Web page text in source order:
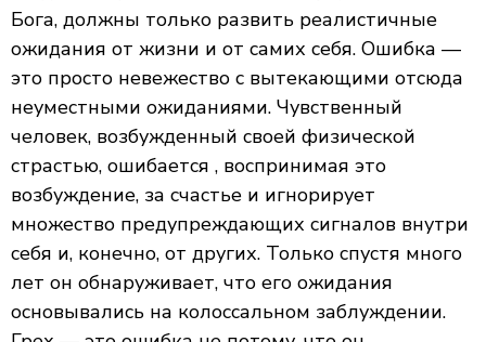
Бога, должны только развить реалистичные
ожидания от жизни и от самих себя. Ошибка —
это просто невежество с вытекающими отсюда
неуместными ожиданиями. Чувственный
человек, возбужденный своей физической
страстью, ошибается , воспринимая это
возбуждение, за счастье и игнорирует
множество предупреждающих сигналов внутри
себя и, конечно, от других. Только спустя много
лет он обнаруживает, что его ожидания
основывались на колоссальном заблуждении.